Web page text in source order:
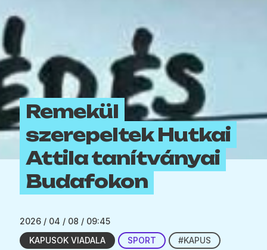
Remekül
szerepeltek Hutkai
Attila tanítványai
Budafokon
2026 / 04 / 08 / 09:45
KAPUSOK VIADALA
SPORT
#KAPUS